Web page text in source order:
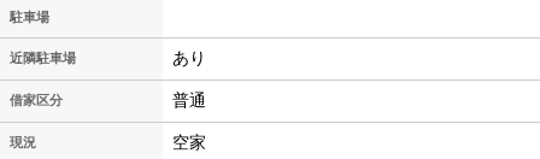
駐車場
近隣駐車場 あり
借家区分 普通
現況 空家